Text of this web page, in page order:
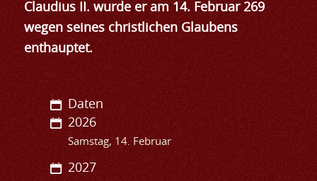
Claudius II. wurde er am 14. Februar 269
wegen seines christlichen Glaubens
enthauptet.
Daten
2026
Samstag, 14. Februar
2027